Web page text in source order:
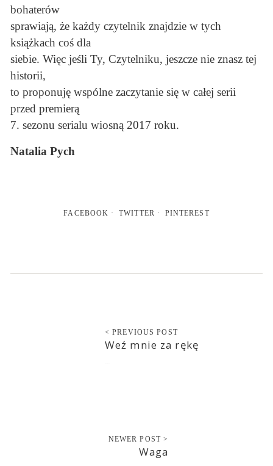
bohaterów
sprawiają, że każdy czytelnik znajdzie w tych
książkach coś dla
siebie. Więc jeśli Ty, Czytelniku, jeszcze nie znasz tej
historii,
to proponuję wspólne zaczytanie się w całej serii
przed premierą
7. sezonu serialu wiosną 2017 roku.
Natalia Pych
FACEBOOK TWITTER PINTEREST
< PREVIOUS POST
Weź mnie za rękę
NEWER POST >
Waga